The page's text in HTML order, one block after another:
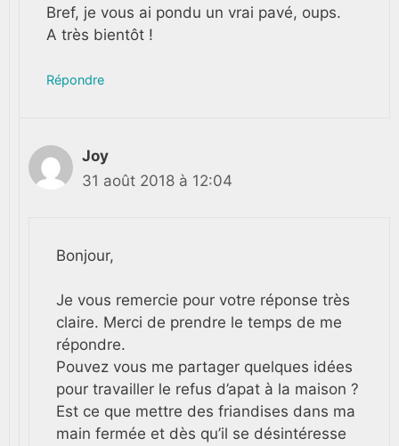
Bref, je vous ai pondu un vrai pavé, oups.
A très bientôt !
Répondre
Joy
31 août 2018 à 12:04
Bonjour,
Je vous remercie pour votre réponse très
claire. Merci de prendre le temps de me
répondre.
Pouvez vous me partager quelques idées
pour travailler le refus d’apat à la maison ?
Est ce que mettre des friandises dans ma
main fermée et dès qu’il se désintéresse